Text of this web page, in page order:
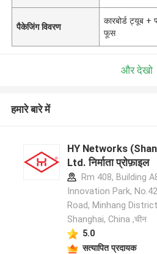
पैकेजिंग विवरण
कारबोर्ड ट्यूब +
फूस
और देखो
हमारे बारे में
HY Networks
Ltd. निर्माता प्रोफ़ाइल
Rm 408, Building
Innovation Park,
Road, Minhang
Shanghai, China ,चीन
5.0
सत्यापित प्रदायक